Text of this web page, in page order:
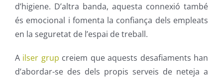
d’higiene. D’altra banda, aquesta connexió també
és emocional i fomenta la confiança dels empleats
en la seguretat de l’espai de treball.
A ilser grup creiem que aquests desafiaments han
d’abordar-se des dels propis serveis de neteja a